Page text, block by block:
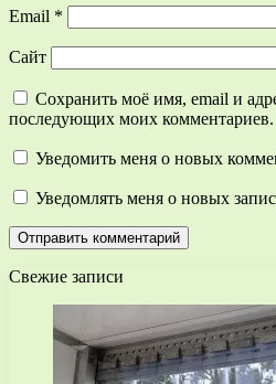
Email *
Сайт
Сохранить моё имя, email и
последующих моих комментариев.
Уведомить меня о новых
Уведомлять меня о новых
Свежие записи